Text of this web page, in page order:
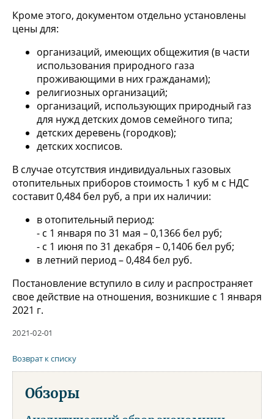
Кроме этого, документом отдельно установлены
цены для:
организаций, имеющих общежития (в части
использования природного газа
проживающими в них гражданами);
религиозных организаций;
организаций, использующих природный газ
для нужд детских домов семейного типа;
детских деревень (городков);
детских хосписов.
В случае отсутствия индивидуальных газовых
отопительных приборов стоимость 1 куб м с НДС
составит 0,484 бел руб, а при их наличии:
в отопительный период:
- с 1 января по 31 мая – 0,1366 бел руб;
- с 1 июня по 31 декабря – 0,1406 бел руб;
в летний период – 0,484 бел руб.
Постановление вступило в силу и распространяет
свое действие на отношения, возникшие с 1 января
2021 г.
2021-02-01
Возврат к списку
Обзоры